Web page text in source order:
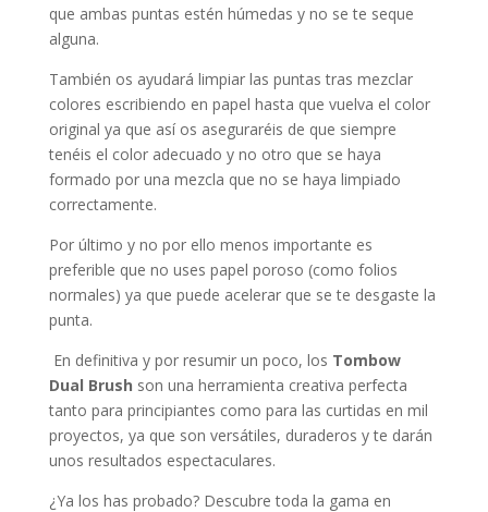
que ambas puntas estén húmedas y no se te seque
alguna.
También os ayudará limpiar las puntas tras mezclar
colores escribiendo en papel hasta que vuelva el color
original ya que así os aseguraréis de que siempre
tenéis el color adecuado y no otro que se haya
formado por una mezcla que no se haya limpiado
correctamente.
Por último y no por ello menos importante es
preferible que no uses papel poroso (como folios
normales) ya que puede acelerar que se te desgaste la
punta.
En definitiva y por resumir un poco, los Tombow
Dual Brush son una herramienta creativa perfecta
tanto para principiantes como para las curtidas en mil
proyectos, ya que son versátiles, duraderos y te darán
unos resultados espectaculares.
¿Ya los has probado? Descubre toda la gama en